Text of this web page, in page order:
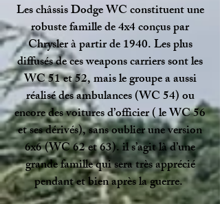
Les châssis Dodge WC constituent une
robuste famille de 4x4 conçus par
Chrysler à partir de 1940. Les plus
diffusés de ces weapons carriers sont les
WC 51 et 52, mais le groupe a aussi
réalisé des ambulances (WC 54) ou
encore des voitures d’officier ( le WC 56
et ses dérivés), sans oublier une version
6x6 (WC 62 et 63). il s’agit là d’une
grande famille qui sera très apprécié
pendant et bien après la guerre.